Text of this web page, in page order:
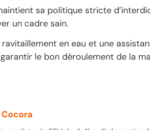
sa politique stricte
un cadre sain.
en eau et une
le bon déroulement de la